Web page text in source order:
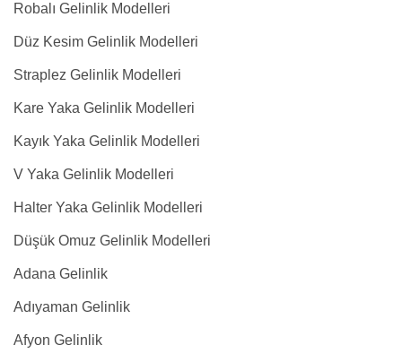
Robalı Gelinlik Modelleri
Düz Kesim Gelinlik Modelleri
Straplez Gelinlik Modelleri
Kare Yaka Gelinlik Modelleri
Kayık Yaka Gelinlik Modelleri
V Yaka Gelinlik Modelleri
Halter Yaka Gelinlik Modelleri
Düşük Omuz Gelinlik Modelleri
Adana Gelinlik
Adıyaman Gelinlik
Afyon Gelinlik